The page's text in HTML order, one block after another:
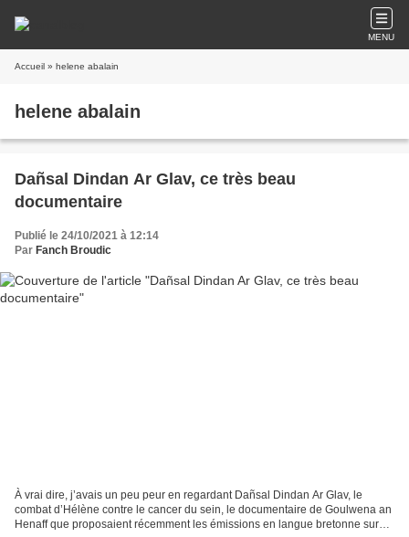
MENU
Accueil » helene abalain
helene abalain
Dañsal Dindan Ar Glav, ce très beau
documentaire
Publié le 24/10/2021 à 12:14
Par Fanch Broudic
À vrai dire, j’avais un peu peur en regardant Dañsal Dindan Ar Glav, le
combat d’Hélène contre le cancer du sein, le documentaire de Goulwena an
Henaff que proposaient récemment les émissions en langue bretonne sur